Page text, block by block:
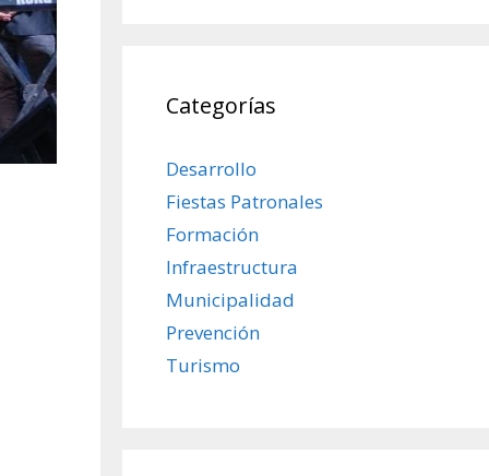
Categorías
Desarrollo
Fiestas Patronales
Formación
Infraestructura
Municipalidad
Prevención
Turismo